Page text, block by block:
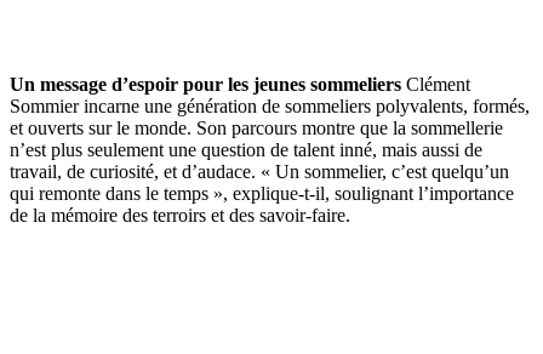
Un message d’espoir pour les jeunes sommeliers Clément
Sommier incarne une génération de sommeliers polyvalents, formés,
et ouverts sur le monde. Son parcours montre que la sommellerie
n’est plus seulement une question de talent inné, mais aussi de
travail, de curiosité, et d’audace. « Un sommelier, c’est quelqu’un
qui remonte dans le temps », explique-t-il, soulignant l’importance
de la mémoire des terroirs et des savoir-faire.